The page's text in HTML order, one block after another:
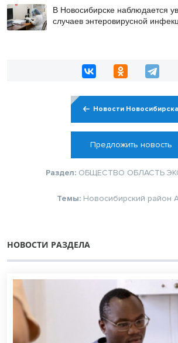
В Новосибирске наблюдается
случаев энтеровирусной
Новости Новосибирска
Предложить новость
Раздел: ОБЩЕСТВО ОБЛАСТЬ
Темы: Новосибирский район
НОВОСТИ РАЗДЕЛА